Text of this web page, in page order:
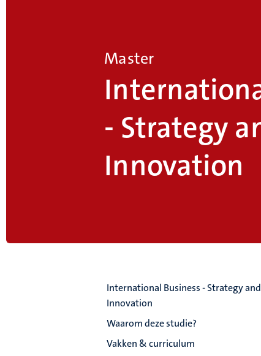
Master
- Strategy
Innovation
International Business - Strategy and
Innovation
Waarom deze studie?
Vakken & curriculum